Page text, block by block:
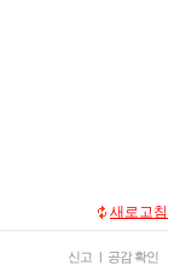
새로고침
신고 | 공감 확인